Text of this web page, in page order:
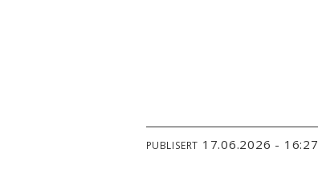
PUBLISERT 17.06.2026 - 16:27